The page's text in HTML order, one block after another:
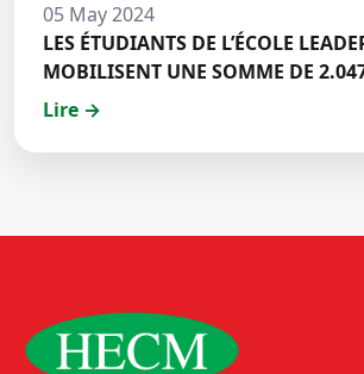
05 May 2024
LES ÉTUDIANTS DE L’ÉCOLE
MOBILISENT UNE SOMME DE
POUR LE FONDS ZÉRO
DE HECM
Lire →